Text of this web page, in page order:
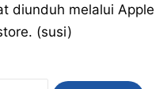
diunduh melalui Apple
(susi)